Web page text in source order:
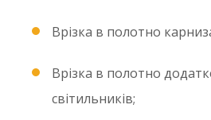
Врізка в полотно
Врізка в полотно
світильників;